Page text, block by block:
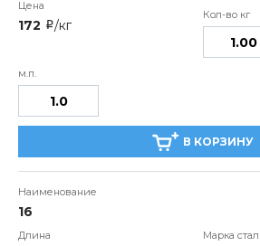
172 i/кг
В КОРЗИНУ
16